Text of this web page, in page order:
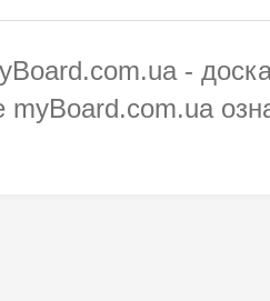
-
myBoard.com.ua